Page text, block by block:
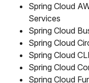
Spring Cloud
Services
Spring Cloud
Spring Cloud
Spring Cloud CLI
Spring Cloud
Spring Cloud